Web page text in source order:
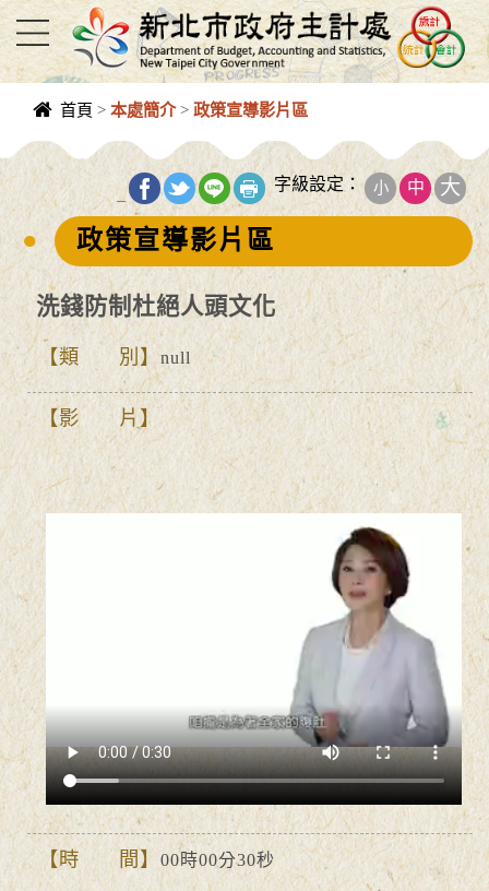
進入內容區塊
首頁 > 本處簡介> 政策宣導影片區
_
字級設定： 小 中 大
中央內容區
塊
政策宣導影片區
洗錢防制杜絕人頭文化
類 別 null
影 片
時 間 00時00分30秒